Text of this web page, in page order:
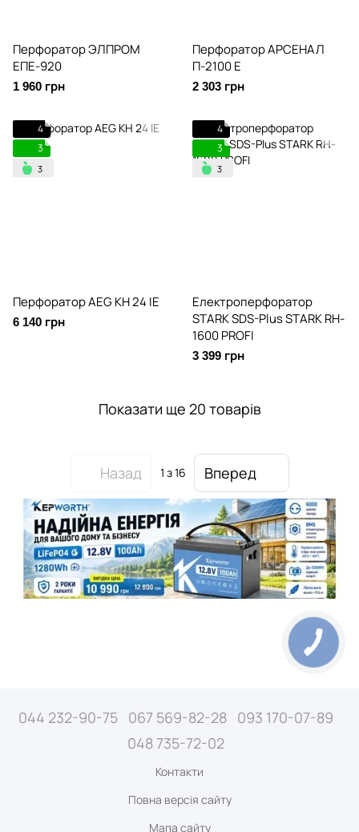
Перфоратор ЭЛПРОМ
ЕПЕ-920
1 960 грн
Перфоратор АРСЕНАЛ
П-2100 Е
2 303 грн
4
3
Перфоратор AEG KH 24 IE
6 140 грн
4
3
Електроперфоратор
STARK SDS-Plus STARK RH-
1600 PROFI
3 399 грн
Показати ще 20 товарів
Назад 1 з 16 Вперед
044 232-90-75 067 569-82-28
093 170-07-89
048 735-72-02
Контакти
Повна версія сайту
Мапа сайту